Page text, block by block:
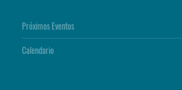
Próximos Eventos
Calendario